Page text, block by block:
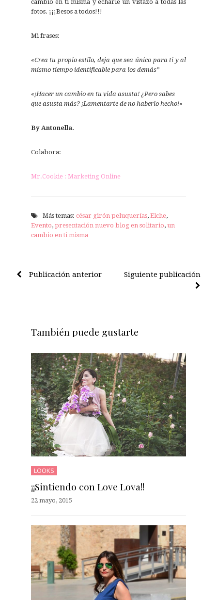
cambio en ti misma y echarle un vistazo a todas las
fotos. ¡¡¡Besos a todos!!!
Mi frases:
«Crea tu propio estilo, deja que sea único para ti y al
mismo tiempo identificable para los demás”
«¡Hacer un cambio en tu vida asusta! ¿Pero sabes
que asusta más? ¡Lamentarte de no haberlo hecho!»
By Antonella.
Colabora:
Mr.Cookie : Marketing Online
Más temas: césar girón peluquerías, Elche,
Evento, presentación nuevo blog en solitario, un
cambio en ti misma
Siguiente publicación
Publicación anterior
También puede gustarte
LOOKS
¡¡Sintiendo con Love Lova!!
22 mayo, 2015